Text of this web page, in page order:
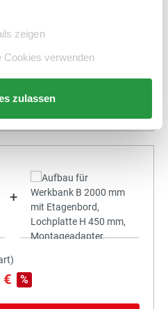
zeigen
Cookies verwenden
zulassen
€ %
In den Warenkorb
+
€ %